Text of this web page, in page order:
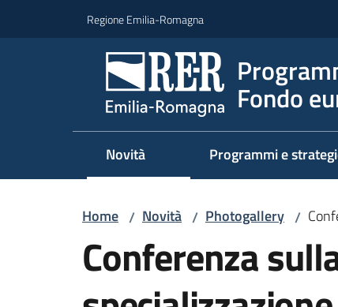
Regione Emilia-Romagna
Fondo
Novità Programmi e
Home / Novità / Photogallery /
Conferenza